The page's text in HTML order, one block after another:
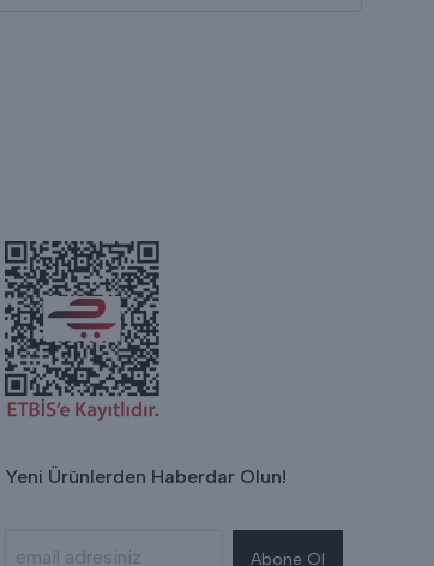
Yeni Ürünlerden Haberdar Olun!
Abone Ol